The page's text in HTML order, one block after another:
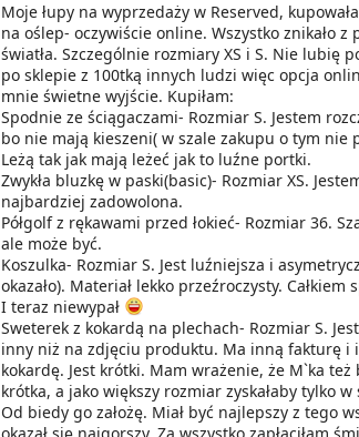
Moje łupy na wyprzedaży w Reserved,
na oślep- oczywiście online. Wszystko znikało z
światła. Szczególnie rozmiary XS i S. Nie lubię
po sklepie z 100tką innych ludzi więc opcja
mnie świetne wyjście. Kupiłam:
Spodnie ze ściągaczami- Rozmiar S. Jestem
bo nie mają kieszeni( w szale zakupu o tym nie
Leżą tak jak mają leżeć jak to luźne portki.
Zwykła bluzkę w paski(basic)- Rozmiar XS.
najbardziej zadowolona.
Półgolf z rękawami przed łokieć- Rozmiar 36.
ale może być.
Koszulka- Rozmiar S. Jest luźniejsza i
okazało). Materiał lekko przeźroczysty. Całkiem
I teraz niewypał
Sweterek z kokardą na plechach- Rozmiar S.
inny niż na zdjęciu produktu. Ma inną fakturę i
kokardę. Jest krótki. Mam wrażenie, że M`ka też
krótka, a jako większy rozmiar zyskałaby tylko w
Od biedy go założę. Miał być najlepszy z tego